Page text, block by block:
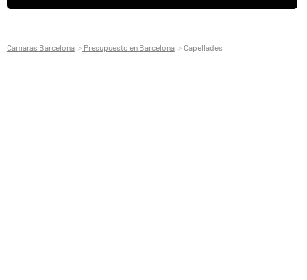
Camaras Barcelona Presupuesto en Barcelona Capellades